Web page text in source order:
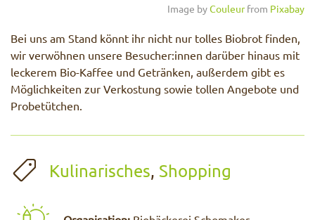
Image byCouleurfrom Pixabay
Bei uns am Stand könnt ihr nicht nur tolles Biobrot finden,
wir verwöhnen unsere Besucher:innen darüber hinaus mit
leckerem Bio-Kaffee und Getränken, außerdem gibt es
Möglichkeiten zur Verkostung sowie tollen Angebote und
Probetütchen.
Kulinarisches, Shopping